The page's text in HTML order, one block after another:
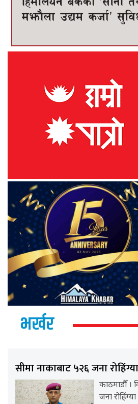
भर्खर
सीमा नाकाबाट ५२६ जना
काठमाडौँ ।
जना